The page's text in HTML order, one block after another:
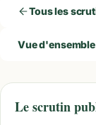
Tous les
Vue
Le scrutin